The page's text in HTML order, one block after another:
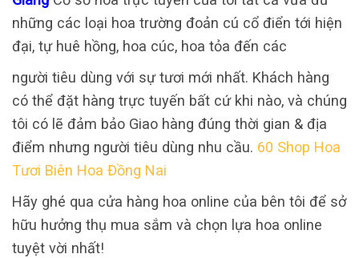
những các loại hoa trường đoản cú cổ điển tới hiện
đại, tự huê hồng, hoa cúc, hoa tỏa đến các
người tiêu dùng với sự tươi mới nhất. Khách hàng
có thể đặt hàng trực tuyến bất cứ khi nào, và chúng
tôi có lẽ đảm bảo Giao hàng đúng thời gian & địa
điểm nhưng người tiêu dùng nhu cầu. 60 Shop Hoa
Tươi Biên Hoa Đồng Nai
Hãy ghé qua cửa hàng hoa online của bên tôi để sở
hữu hưởng thụ mua sắm và chọn lựa hoa online
tuyệt vời nhất!